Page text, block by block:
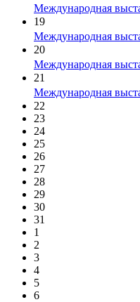
Международная
19
Международная
20
Международная
21
Международная
22
23
24
25
26
27
28
29
30
31
1
2
3
4
5
6